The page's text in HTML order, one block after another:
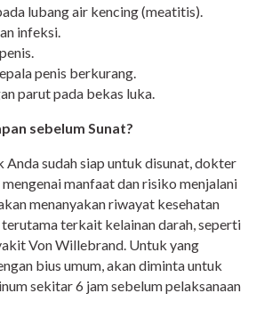
lubang air kencing (meatitis).
infeksi.
penis berkurang.
parut pada bekas luka.
sebelum Sunat?
Anda sudah siap untuk disunat, dokter
manfaat dan risiko menjalani
menanyakan riwayat kesehatan
terkait kelainan darah, seperti
Von Willebrand. Untuk yang
bius umum, akan diminta untuk
sekitar 6 jam sebelum pelaksanaan